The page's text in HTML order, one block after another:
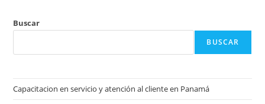
Buscar
BUSCAR
Capacitacion en servicio y atención al cliente en Panamá